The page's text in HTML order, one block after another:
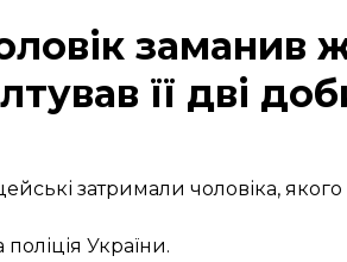
бив і ґвалтував її дві доби — поліція
заманив
її дві
затримали чоловіка, якого
України.